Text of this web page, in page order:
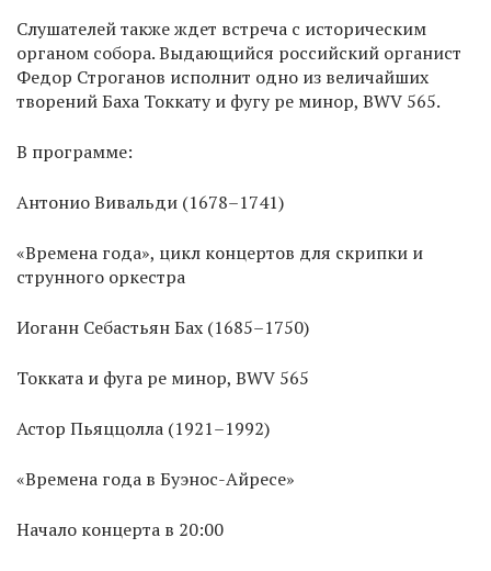
Слушателей также ждет встреча с историческим
органом собора. Выдающийся российский органист
Федор Строганов исполнит одно из величайших
творений Баха Токкату и фугу ре минор, BWV 565.
В программе:
Антонио Вивальди (1678–1741)
«Времена года», цикл концертов для скрипки и
струнного оркестра
Иоганн Себастьян Бах (1685–1750)
Токката и фуга ре минор, BWV 565
Астор Пьяццолла (1921–1992)
«Времена года в Буэнос-Айресе»
Начало концерта в 20:00